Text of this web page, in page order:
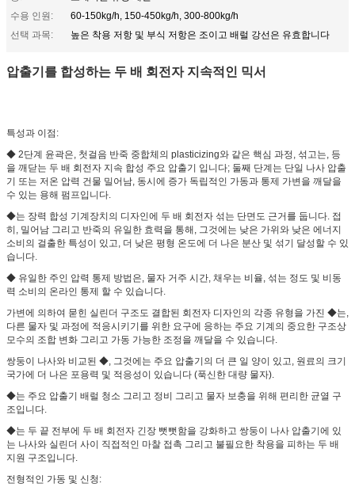
수용 인원:
60-150kg/h, 150-450kg/h, 300-800kg/h
선택 과목:
높은 착용 저항 및 부식 저항은 조이고 배럴 강선은 유효합니다
압출기를 합성하는 두 배 회전자 지속적인 믹서
특성과 이점:
◆ 2단계 윤곽은, 첫걸음 반죽 중합체의 plasticizing와 같은 핵심 과정, 섞고는, 등
을 깨닫는 두 배 회전자 지속 합성 주요 압출기 입니다; 둘째 단계는 단일 나사 압출
기 또는 저온 압력 건물 밀어남, 동시에 증가 독립적인 가동과 통제 가변을 깨달을
수 있는 용해 펌프입니다.
◆는 장력 합성 기계장치의 디자인에 두 배 회전자 섞는 단면도 근거를 둡니다. 접
히, 밀어남 그리고 반죽의 유일한 효력을 통해, 그것에는 낮은 가위와 낮은 에너지
소비의 걸출한 특성이 있고, 더 낮은 평형 온도에 더 나은 분산 및 섞기 달성할 수 있
습니다.
◆ 유일한 주인 압력 통제 방법은, 물자 거주 시간, 채우는 비율, 섞는 정도 및 비동
력 소비의 온라인 통제 할 수 있습니다.
가변에 의하여 묻힌 실린더 구조도 결합된 회전자 디자인의 각종 유형을 가진 ◆는,
다른 물자 및 과정에 적응시키기를 위한 요구에 응하는 주요 기계의 중요한 구조상
모수의 조합 변화 그리고 가동 가능한 조정을 깨달을 수 있습니다.
쌍둥이 나사와 비교된 ◆, 그것에는 주요 압출기의 더 큰 일 양이 있고, 원료의 크기
국가에 더 나은 포용력 및 적응성이 있습니다 (푹신한 대량 물자).
◆는 주요 압출기 배럴 청소 그리고 정비 그리고 물자 보충을 위해 편리한 균열 구
조입니다.
◆는 두 끝 전부에 두 배 회전자 긴장 뻣뻣함을 강화하고 쌍둥이 나사 압출기에 있
는 나사와 실린더 사이 직접적인 마찰 접촉 그리고 불필요한 착용을 피하는 두 배
지원 구조입니다.
전형적인 가동 및 신청: